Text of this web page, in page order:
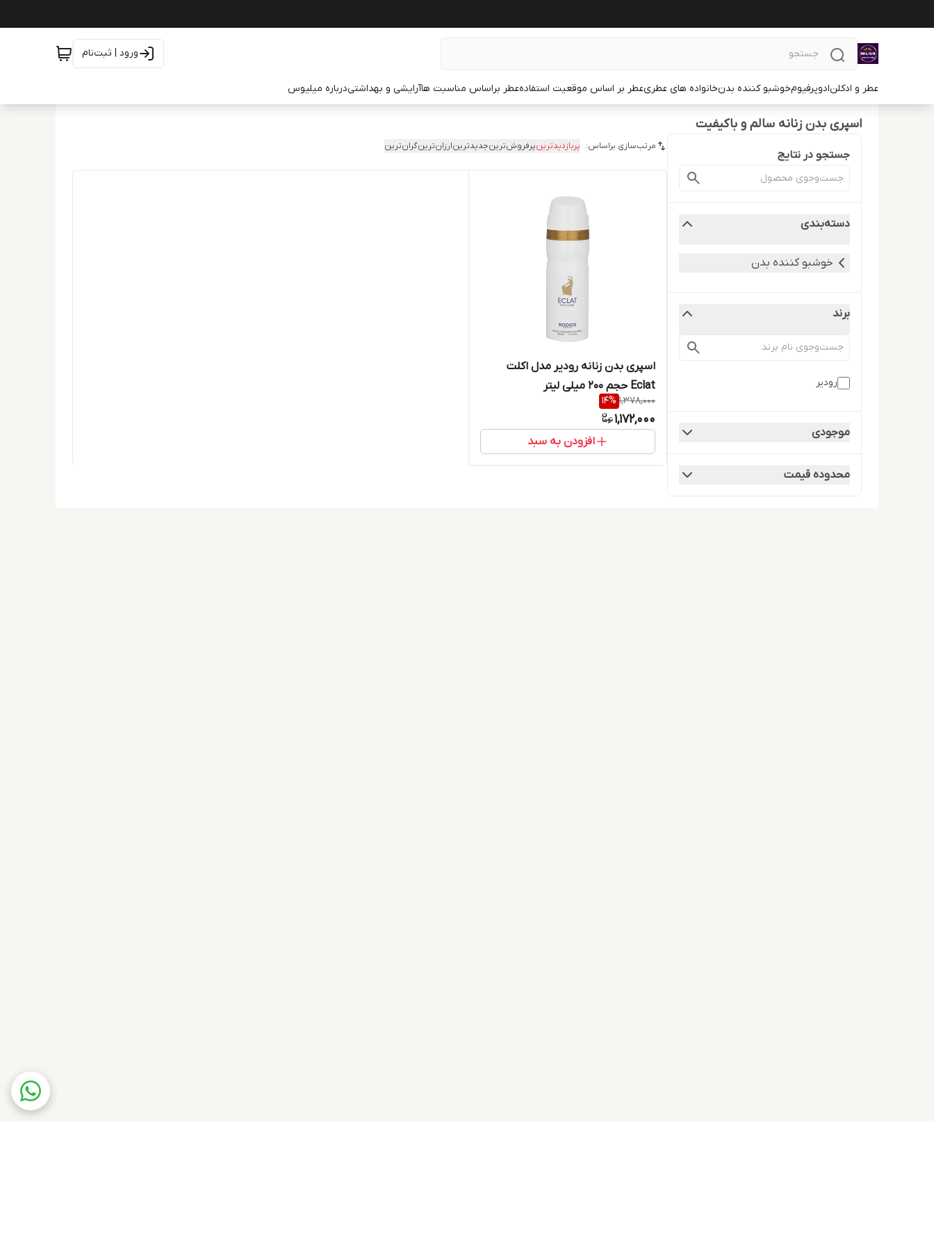
ورود | ثبت‌نام
عطر و ادکلنادوپرفیومخوشبو کننده بدنخانواده های عطریعطر بر اساس موقعیت استفادهعطر براساس مناسبت هاآرایشی و بهداشتیدرباره میلیوس
اسپری بدن زنانه سالم و باکیفیت
جستجو در نتایج
دسته‌بندی
خوشبو کننده بدن
برند
رودیر
موجودی
محدوده قیمت
مرتب‌سازی براساس: پربازدیدترینپرفروش‌ترینجدیدترینارزان‌ترینگران‌ترین
اسپری بدن زنانه رودیر مدل اکلت
Eclat حجم 200 میلی لیتر
1,378,000
14%
1,172,000
افزودن به سبد